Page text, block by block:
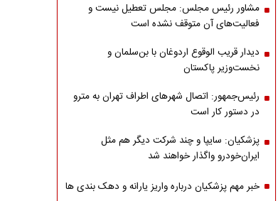
مشاور رئیس مجلس: مجلس تعطیل نیست و
فعالیت‌های آن متوقف نشده است
دیدار قریب الوقوع اردوغان با بن‌سلمان و
نخست‌وزیر پاکستان
رئیس‌جمهور: اتصال شهرهای اطراف تهران به مترو
در دستور کار است
پزشکیان: سایپا و چند شرکت دیگر هم مثل
ایران‌خودرو واگذار خواهند شد
خبر مهم پزشکیان درباره واریز یارانه و دهک بندی ها